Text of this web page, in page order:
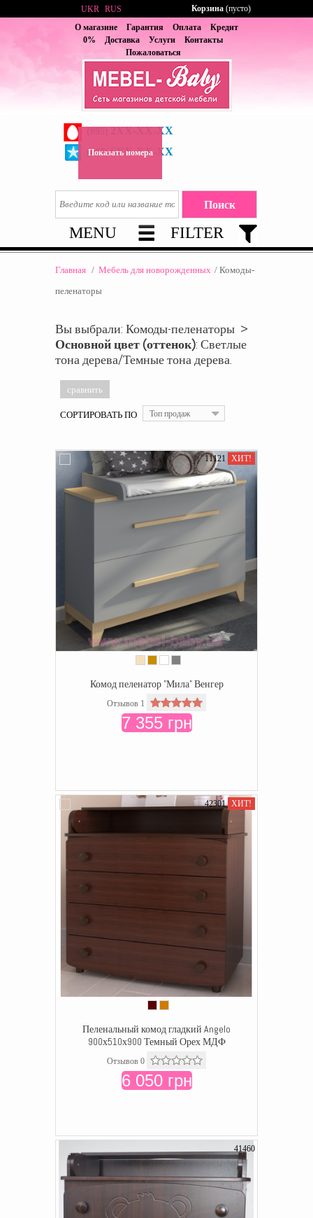
О магазине Гарантия Оплата
Кредит
0%
Доставка Услуги
Контакты
Пожаловаться
2XX-XX-XX
(067) 6XX-XX-XX
Показать номера
UKR RUS Корзина (пусто)
MENU FILTER
Главная / Мебель для новорожденных / Комоды-
пеленаторы
Вы выбрали: Комоды-пеленаторы >
Основной цвет (оттенок): Светлые
тона дерева/Темные тона дерева.
СОРТИРОВАТЬ ПО Топ продаж
11121 ХИТ!
Комод пеленатор "Мила" Венгер
Отзывов 1
7 355 грн
42301 ХИТ!
Пеленальный комод гладкий Angelo
900х510х900 Темный Орех МДФ
Отзывов 0
6 050 грн
41460